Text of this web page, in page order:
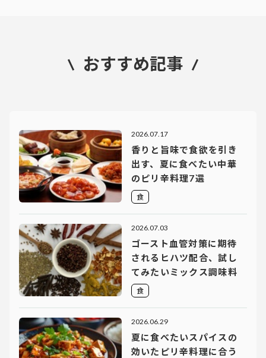
おすすめ記事
2026.07.17
香りと旨味で食欲を引き
出す、夏に食べたい中華
のピリ辛料理7選
食
2026.07.03
ゴースト血管対策に期待
されるヒハツ配合、試し
てみたいミックス調味料
食
2026.06.29
夏に食べたいスパイスの
効いたピリ辛料理に合う